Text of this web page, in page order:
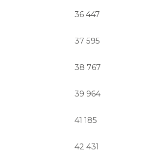
36 447
37 595
38 767
39 964
41 185
42 431